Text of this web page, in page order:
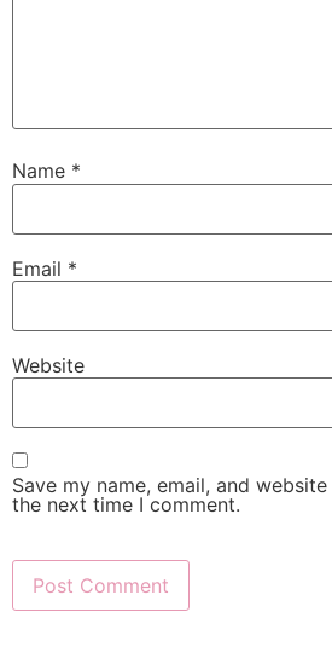
Name *
Email *
Website
Save my name, email, and
the next time I comment.